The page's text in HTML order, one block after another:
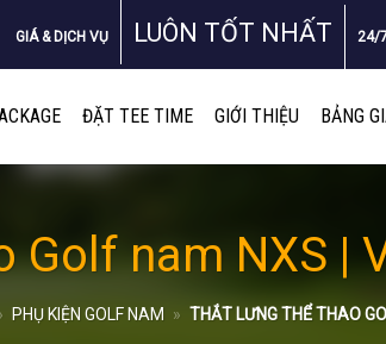
GIÁ & DỊCH VỤ LUÔN TỐT NHẤT 24/
ĐẶT TEE TIME GIỚI THIỆU BẢNG
nam NXS |
PHỤ KIỆN GOLF NAM » THẮT LƯNG THỂ THAO